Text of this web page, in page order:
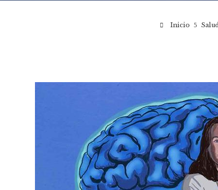
Inicio Salud